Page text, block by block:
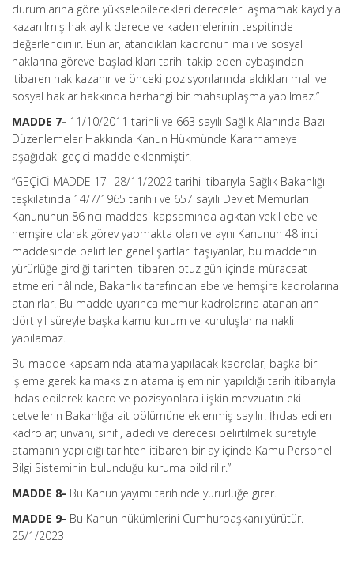
durumlarına göre yükselebilecekleri dereceleri aşmamak kaydıyla
kazanılmış hak aylık derece ve kademelerinin tespitinde
değerlendirilir. Bunlar, atandıkları kadronun mali ve sosyal
haklarına göreve başladıkları tarihi takip eden aybaşından
itibaren hak kazanır ve önceki pozisyonlarında aldıkları mali ve
sosyal haklar hakkında herhangi bir mahsuplaşma yapılmaz.”
MADDE 7- 11/10/2011 tarihli ve 663 sayılı Sağlık Alanında Bazı
Düzenlemeler Hakkında Kanun Hükmünde Kararnameye
aşağıdaki geçici madde eklenmiştir.
“GEÇİCİ MADDE 17- 28/11/2022 tarihi itibarıyla Sağlık Bakanlığı
teşkilatında 14/7/1965 tarihli ve 657 sayılı Devlet Memurları
Kanununun 86 ncı maddesi kapsamında açıktan vekil ebe ve
hemşire olarak görev yapmakta olan ve aynı Kanunun 48 inci
maddesinde belirtilen genel şartları taşıyanlar, bu maddenin
yürürlüğe girdiği tarihten itibaren otuz gün içinde müracaat
etmeleri hâlinde, Bakanlık tarafından ebe ve hemşire kadrolarına
atanırlar. Bu madde uyarınca memur kadrolarına atananların
dört yıl süreyle başka kamu kurum ve kuruluşlarına nakli
yapılamaz.
Bu madde kapsamında atama yapılacak kadrolar, başka bir
işleme gerek kalmaksızın atama işleminin yapıldığı tarih itibarıyla
ihdas edilerek kadro ve pozisyonlara ilişkin mevzuatın eki
cetvellerin Bakanlığa ait bölümüne eklenmiş sayılır. İhdas edilen
kadrolar; unvanı, sınıfı, adedi ve derecesi belirtilmek suretiyle
atamanın yapıldığı tarihten itibaren bir ay içinde Kamu Personel
Bilgi Sisteminin bulunduğu kuruma bildirilir.”
MADDE 8- Bu Kanun yayımı tarihinde yürürlüğe girer.
MADDE 9- Bu Kanun hükümlerini Cumhurbaşkanı yürütür.
25/1/2023